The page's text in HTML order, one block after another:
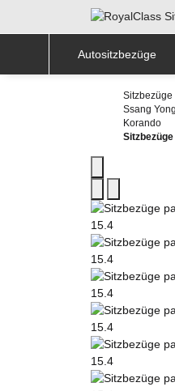
Autositzbezüge
Sitzbezüge
Ssang Yong
Korando